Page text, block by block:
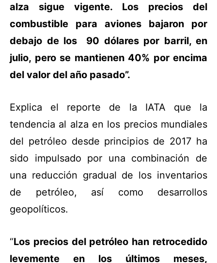
alza sigue vigente. Los precios del
combustible para aviones bajaron por
debajo de los 90 dólares por barril, en
julio, pero se mantienen 40% por encima
del valor del año pasado”.
Explica el reporte de la IATA que la
tendencia al alza en los precios mundiales
del petróleo desde principios de 2017 ha
sido impulsado por una combinación de
una reducción gradual de los inventarios
de petróleo, así como desarrollos
geopolíticos.
“Los precios del petróleo han retrocedido
levemente en los últimos meses,